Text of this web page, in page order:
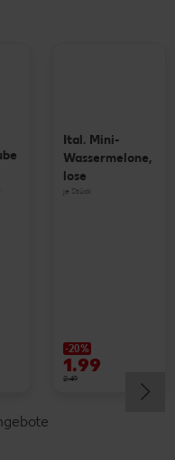
Ital. Mini-
Wassermelone,
lose
je Stück
-20%
1.99
2.49